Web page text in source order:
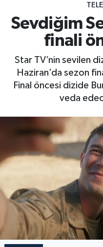
Sevdiğim
finali
Star TV’nin sevilen
Haziran’da sezon
Final öncesi dizide
veda